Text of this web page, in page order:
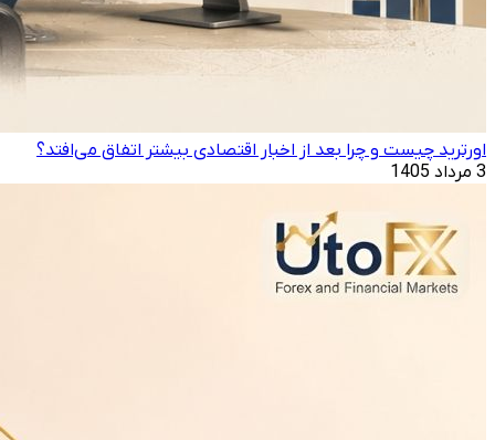
اورترید چیست و چرا بعد از اخبار اقتصادی بیشتر اتفاق می‌افتد؟
3 مرداد 1405